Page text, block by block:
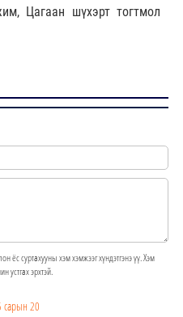
Цагаан шүхэрт тогтмол
ёс суртахууны хэм хэмжээг хүндэтгэнэ үү. Хэм
устгах эрхтэй.
20